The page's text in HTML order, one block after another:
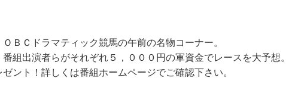
ＢＣドラマティック競馬の午前の名物コーナー。
組出演者らがそれぞれ５，０００円の軍資金でレースを大予想。
ント！詳しくは番組ホームページでご確認下さい。